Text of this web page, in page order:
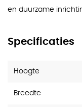
en duurzame
Specificaties
Hoogte
Breedte